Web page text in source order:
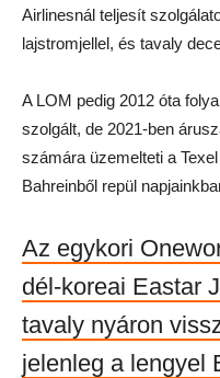
Airlinesnál teljesít
lajstromjellel, és tavaly
A LOM pedig 2012 óta
szolgált, de 2021-ben
számára üzemelteti a
Bahreinből repül
Az egykori
dél-koreai Eastar
tavaly nyáron
jelenleg a lengyel